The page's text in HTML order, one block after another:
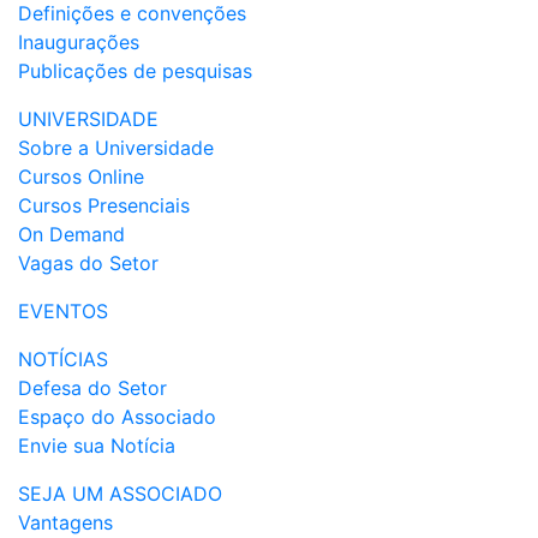
Definições e convenções
Inaugurações
Publicações de pesquisas
UNIVERSIDADE
Sobre a Universidade
Cursos Online
Cursos Presenciais
On Demand
Vagas do Setor
EVENTOS
NOTÍCIAS
Defesa do Setor
Espaço do Associado
Envie sua Notícia
SEJA UM ASSOCIADO
Vantagens